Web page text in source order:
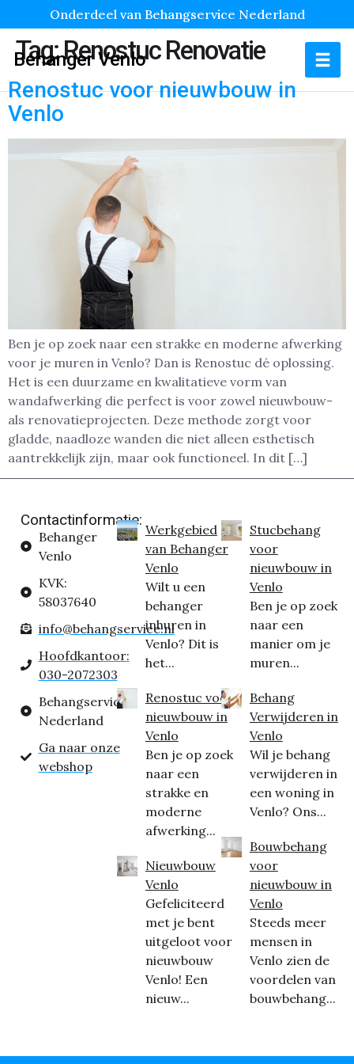
Onderdeel van Behangservice Nederland
Behanger Venlo
Tag:Renostuc Renovatie
Renostuc voor nieuwbouw in
Venlo
Ben je op zoek naar een strakke en moderne afwerking
voor je muren in Venlo? Dan is Renostuc dé oplossing.
Het is een duurzame en kwalitatieve vorm van
wandafwerking die perfect is voor zowel nieuwbouw-
als renovatieprojecten. Deze methode zorgt voor
gladde, naadloze wanden die niet alleen esthetisch
aantrekkelijk zijn, maar ook functioneel. In dit […]
Contactinformatie:
Behanger
Venlo
KVK:
58037640
info@behangservice.nl
Hoofdkantoor:
030-2072303
Behangservice
Nederland
Ga naar onze
webshop
Werkgebied
van Behanger
Venlo
Wilt u een
behanger
inhuren in
Venlo? Dit is
het...
Renostuc voor
nieuwbouw in
Venlo
Ben je op zoek
naar een
strakke en
moderne
afwerking...
Nieuwbouw
Venlo
Gefeliciteerd
met je bent
uitgeloot voor
nieuwbouw
Venlo! Een
nieuw...
Stucbehang
voor
nieuwbouw in
Venlo
Ben je op zoek
naar een
manier om je
muren...
Behang
Verwijderen in
Venlo
Wil je behang
verwijderen in
een woning in
Venlo? Ons...
Bouwbehang
voor
nieuwbouw in
Venlo
Steeds meer
mensen in
Venlo zien de
voordelen van
bouwbehang...